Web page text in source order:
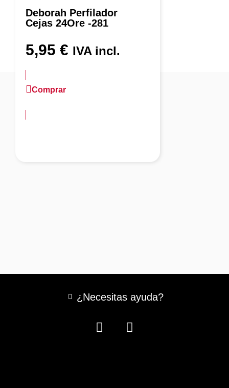
Deborah Perfilador
Cejas 24Ore -281
5,95 € IVA incl.
Comprar
¿Necesitas ayuda?